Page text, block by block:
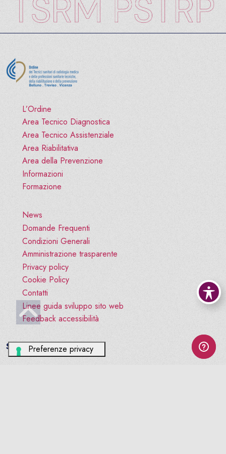
L’Ordine
Area Tecnico Diagnostica
Area Tecnico Assistenziale
Area Riabilitativa
Area della Prevenzione
Informazioni
Formazione
News
Domande Frequenti
Condizioni Generali
Amministrazione trasparente
Privacy policy
Cookie Policy
Contatti
Linee guida sviluppo sito web
Feedback accessibilità
Social
Vai all'inizio pagina